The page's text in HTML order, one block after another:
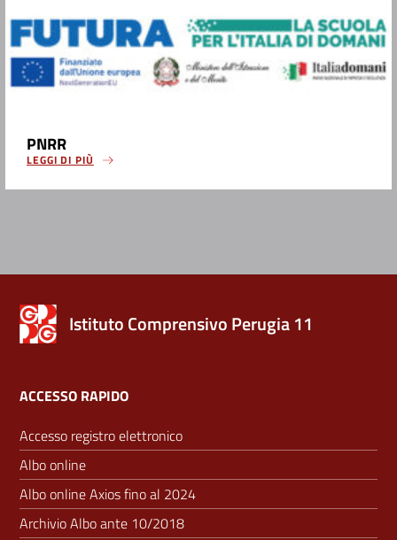
PNRR
LEGGI DI PIÙ
Istituto Comprensivo Perugia 11
ACCESSO RAPIDO
Accesso registro elettronico
Albo online
Albo online Axios fino al 2024
Archivio Albo ante 10/2018